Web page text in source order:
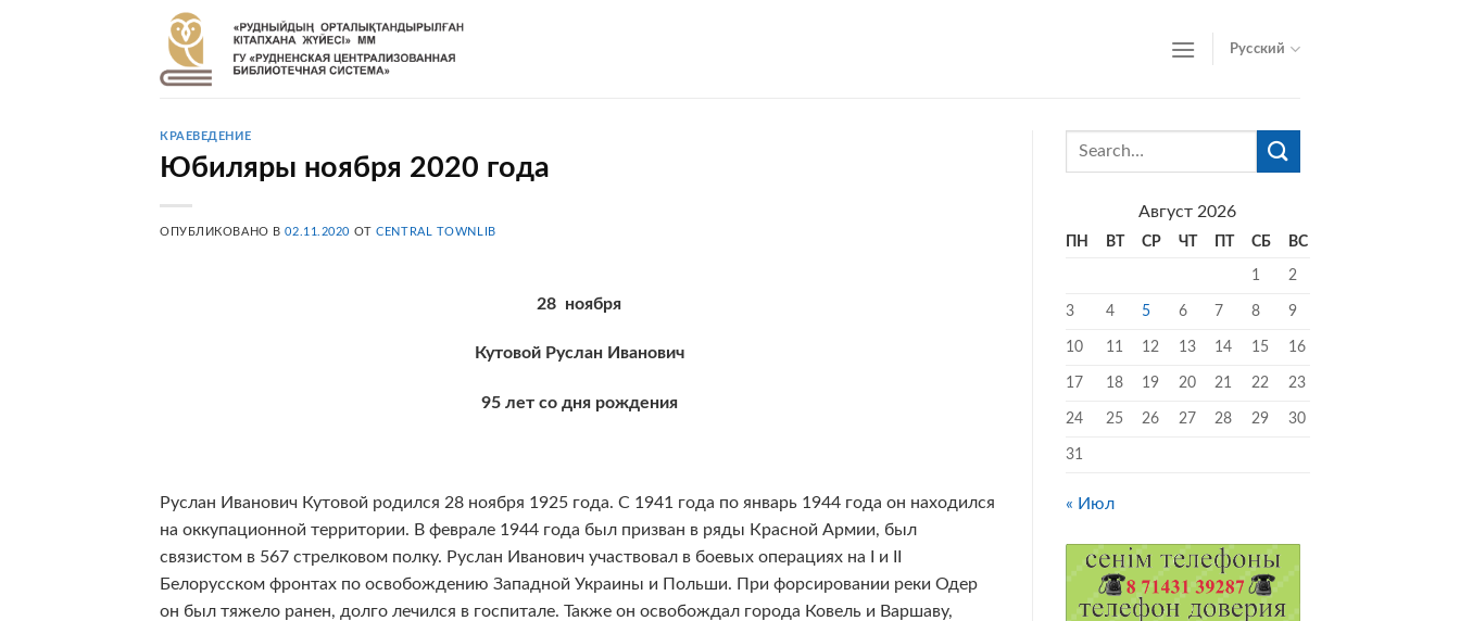
Русский
КРАЕВЕДЕНИЕ
Юбиляры ноября 2020 года
ОПУБЛИКОВАНО В02.11.2020 ОТCENTRAL TOWNLIB
28 ноября
Кутовой Руслан Иванович
95 лет со дня рождения
Руслан Иванович Кутовой родился 28 ноября 1925 года. С 1941 года по январь 1944 года он находился
на оккупационной территории. В феврале 1944 года был призван в ряды Красной Армии, был
связистом в 567 стрелковом полку. Руслан Иванович участвовал в боевых операциях на I и II
Белорусском фронтах по освобождению Западной Украины и Польши. При форсировании реки Одер
он был тяжело ранен, долго лечился в госпитале. Также он освобождал города Ковель и Варшаву,
Август 2026
ПН ВТ СР ЧТ ПТ СБ ВС
1 2
3 4 5 6 7 8 9
10 11 12 13 14 15 16
17 18 19 20 21 22 23
24 25 26 27 28 29 30
31
« Июл